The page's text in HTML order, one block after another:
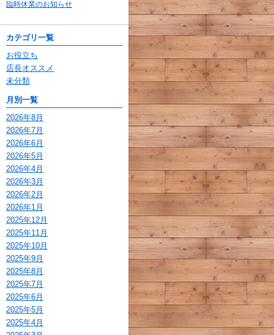
臨時休業のお知らせ
カテゴリ一覧
お役立ち
店長オススメ
未分類
月別一覧
2026年8月
2026年7月
2026年6月
2026年5月
2026年4月
2026年3月
2026年2月
2026年1月
2025年12月
2025年11月
2025年10月
2025年9月
2025年8月
2025年7月
2025年6月
2025年5月
2025年4月